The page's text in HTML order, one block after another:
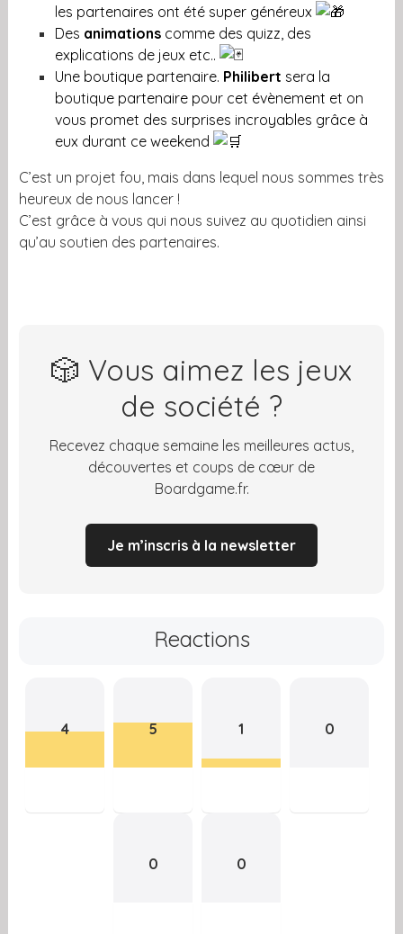
les partenaires ont été super généreux
Des animationscomme des quizz, des
explications de jeux etc..
Une boutique partenaire. Philibert sera la
boutique partenaire pour cet évènement et on
vous promet des surprises incroyables grâce à
eux durant ce weekend
C’est un projet fou, mais dans lequel nous sommes très
heureux de nous lancer !
C’est grâce à vous qui nous suivez au quotidien ainsi
qu’au soutien des partenaires.
🎲 Vous aimez les jeux
de société ?
Recevez chaque semaine les meilleures actus,
découvertes et coups de cœur de
Boardgame.fr.
Je m’inscris à la newsletter
Reactions
4 5 1 0
0 0